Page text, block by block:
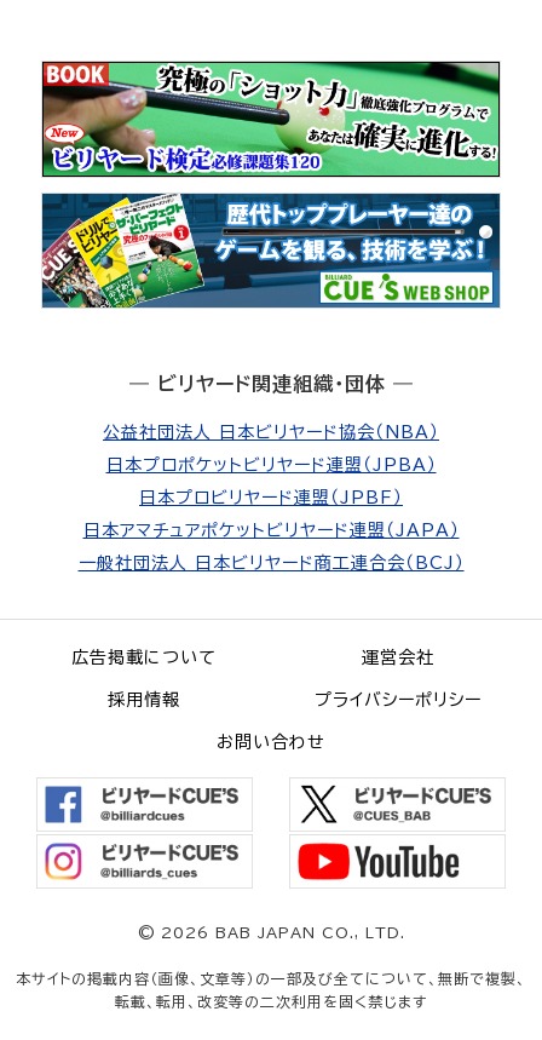
― ビリヤード関連組織・団体 ―
公益社団法人 日本ビリヤード協会（NBA）
日本プロポケットビリヤード連盟（JPBA）
日本プロビリヤード連盟（JPBF）
日本アマチュアポケットビリヤード連盟（JAPA）
一般社団法人 日本ビリヤード商工連合会（BCJ）
広告掲載について 運営会社
採用情報 プライバシーポリシー
お問い合わせ
© 2026 BAB JAPAN CO., LTD.
本サイトの掲載内容（画像、文章等）の一部及び全てについて、無断で複製、
転載、転用、改変等の二次利用を固く禁じます